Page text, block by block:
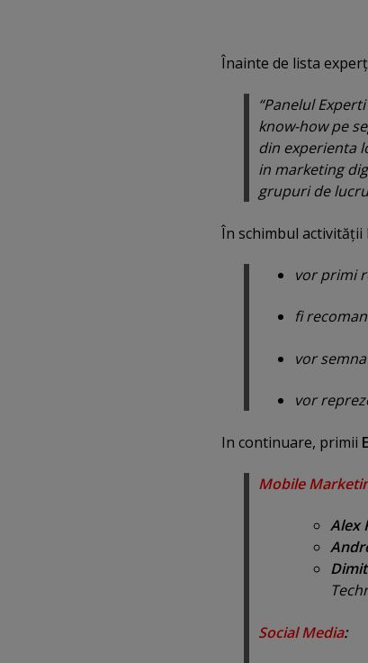
Înainte de lista
“Panelul
know-how pe
din experienta
in marketing
grupuri de
În schimbul
vor primi
fi
vor
vor
In continuare, primii
Mobile
Alex
Social Media: